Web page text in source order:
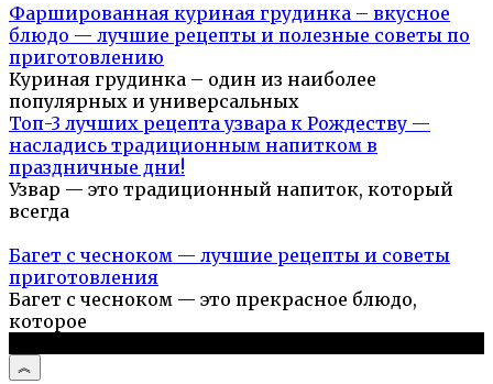
Фаршированная куриная грудинка – вкусное
блюдо — лучшие рецепты и полезные советы по
приготовлению
Куриная грудинка – один из наиболее
популярных и универсальных
Топ-3 лучших рецепта узвара к Рождеству —
насладись традиционным напитком в
праздничные дни!
Узвар — это традиционный напиток, который
всегда
Багет с чесноком — лучшие рецепты и советы
приготовления
Багет с чесноком — это прекрасное блюдо,
которое